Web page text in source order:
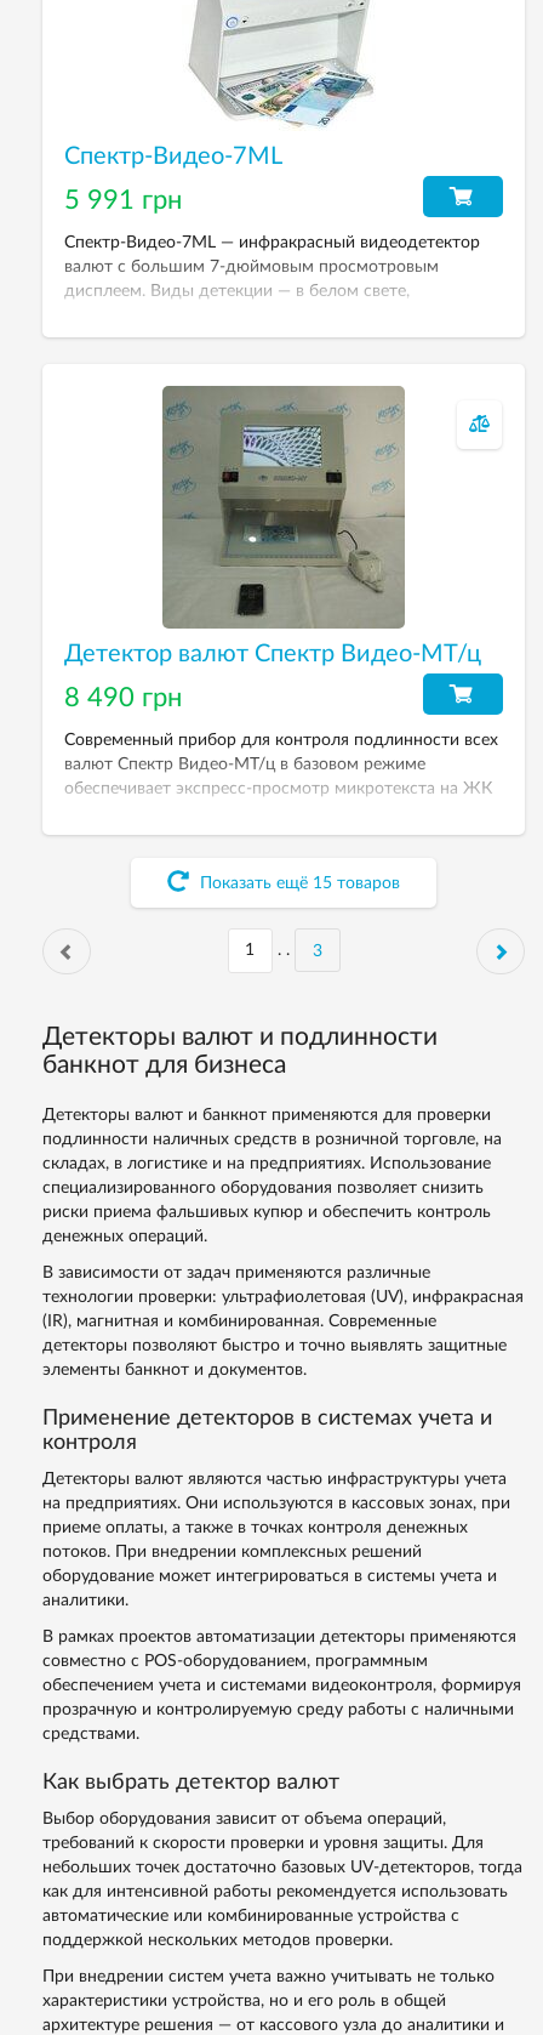
Спектр-Видео-7ML
5 991 грн
Спектр-Видео-7ML — инфракрасный видеодетектор
валют с большим 7-дюймовым просмотровым
дисплеем. Виды детекции — в белом свете,
ультрафиолетовая, магнитный контроль. Возможность
Детектор валют Спектр Видео-МТ/ц
8 490 грн
Современный прибор для контроля подлинности всех
валют Спектр Видео-МТ/ц в базовом режиме
обеспечивает экспресс-просмотр микротекста на ЖК
Показать ещё 15 товаров
. . 3
Детекторы валют и подлинности
банкнот для бизнеса
Детекторы валют и банкнот применяются для проверки
подлинности наличных средств в розничной торговле, на
складах, в логистике и на предприятиях. Использование
специализированного оборудования позволяет снизить
риски приема фальшивых купюр и обеспечить контроль
денежных операций.
В зависимости от задач применяются различные
технологии проверки: ультрафиолетовая (UV), инфракрасная
(IR), магнитная и комбинированная. Современные
детекторы позволяют быстро и точно выявлять защитные
элементы банкнот и документов.
Применение детекторов в системах учета и
контроля
Детекторы валют являются частью инфраструктуры учета
на предприятиях. Они используются в кассовых зонах, при
приеме оплаты, а также в точках контроля денежных
потоков. При внедрении комплексных решений
оборудование может интегрироваться в системы учета и
аналитики.
В рамках проектов автоматизации детекторы применяются
совместно с POS-оборудованием, программным
обеспечением учета и системами видеоконтроля, формируя
прозрачную и контролируемую среду работы с наличными
средствами.
Как выбрать детектор валют
Выбор оборудования зависит от объема операций,
требований к скорости проверки и уровня защиты. Для
небольших точек достаточно базовых UV-детекторов, тогда
как для интенсивной работы рекомендуется использовать
автоматические или комбинированные устройства с
поддержкой нескольких методов проверки.
При внедрении систем учета важно учитывать не только
характеристики устройства, но и его роль в общей
архитектуре решения — от кассового узла до аналитики и